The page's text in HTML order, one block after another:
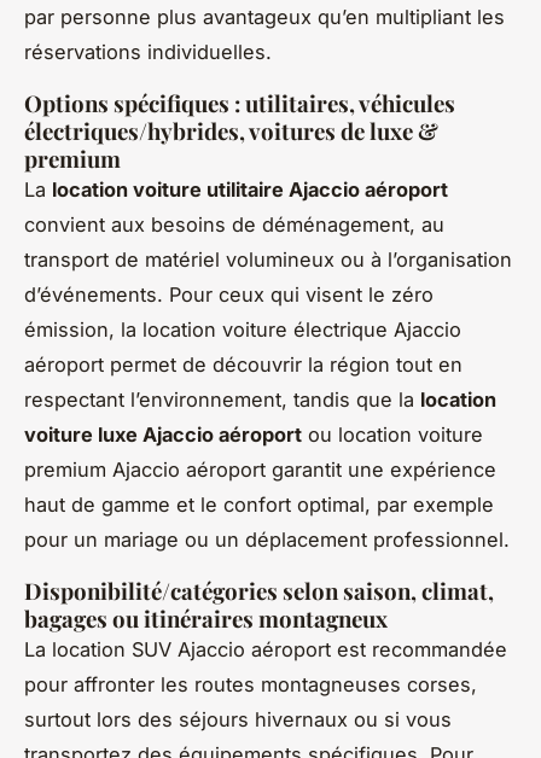
par personne plus avantageux qu’en multipliant les
réservations individuelles.
Options spécifiques : utilitaires, véhicules
électriques/hybrides, voitures de luxe &
premium
La location voiture utilitaire Ajaccio aéroport
convient aux besoins de déménagement, au
transport de matériel volumineux ou à l’organisation
d’événements. Pour ceux qui visent le zéro
émission, la location voiture électrique Ajaccio
aéroport permet de découvrir la région tout en
respectant l’environnement, tandis que la location
voiture luxe Ajaccio aéroport ou location voiture
premium Ajaccio aéroport garantit une expérience
haut de gamme et le confort optimal, par exemple
pour un mariage ou un déplacement professionnel.
Disponibilité/catégories selon saison, climat,
bagages ou itinéraires montagneux
La location SUV Ajaccio aéroport est recommandée
pour affronter les routes montagneuses corses,
surtout lors des séjours hivernaux ou si vous